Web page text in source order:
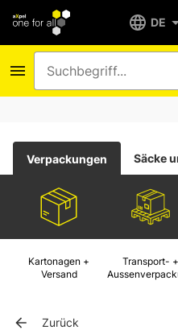
DE
Verpackungen Säcke
Kartonagen +
Versand
Transport- +
Zurück